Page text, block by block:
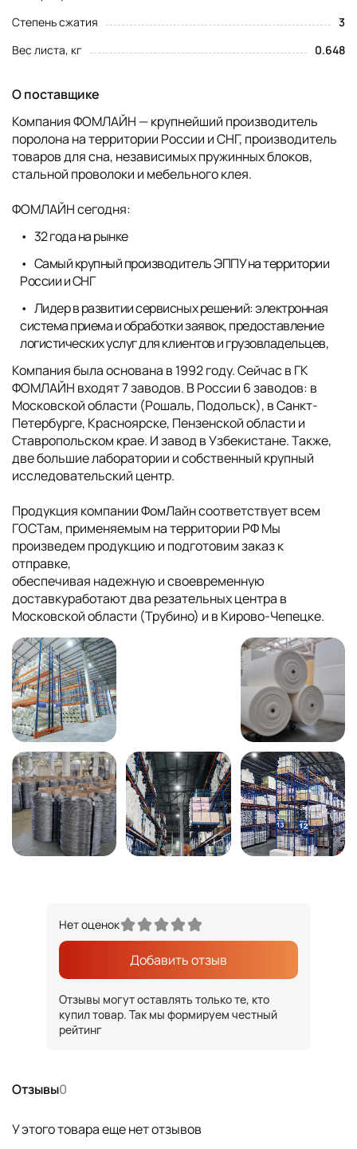
Степень сжатия
3
Вес листа, кг
0.648
О поставщике
Компания ФОМЛАЙН — крупнейший производитель
поролона на территории России и СНГ, производитель
товаров для сна, независимых пружинных блоков,
стальной проволоки и мебельного клея.
ФОМЛАЙН сегодня:
32 года на рынке
Самый крупный производитель ЭППУ на территории
России и СНГ
Лидер в развитии сервисных решений: электронная
система приема и обработки заявок, предоставление
логистических услуг для клиентов и грузовладельцев,
Компания была основана в 1992 году. Сейчас в ГК
ФОМЛАЙН входят 7 заводов. В России 6 заводов: в
Московской области (Рошаль, Подольск), в Санкт-
Петербурге, Красноярске, Пензенской области и
Ставропольском крае. И завод в Узбекистане. Также,
две большие лаборатории и собственный крупный
исследовательский центр.
Продукция компании ФомЛайн соответствует всем
ГОСТам, применяемым на территории РФ Мы
произведем продукцию и подготовим заказ к
отправке,
обеспечивая надежную и своевременную
доставкуработают два резательных центра в
Московской области (Трубино) и в Кирово-Чепецке.
Отзывы0
У этого товара еще нет отзывов
Нет оценок
Добавить отзыв
Отзывы могут оставлять только те, кто
купил товар. Так мы формируем честный
рейтинг